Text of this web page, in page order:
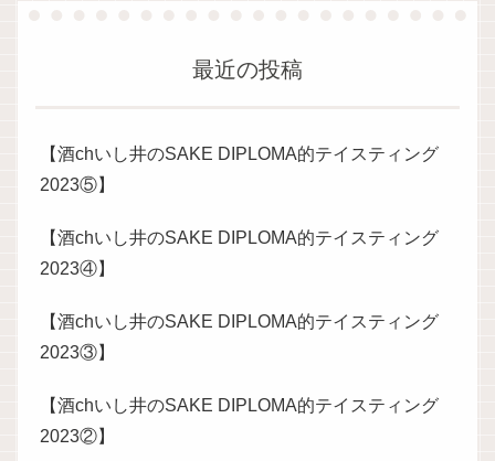
最近の投稿
【酒chいし井のSAKE DIPLOMA的テイスティング
2023⑤】
【酒chいし井のSAKE DIPLOMA的テイスティング
2023④】
【酒chいし井のSAKE DIPLOMA的テイスティング
2023③】
【酒chいし井のSAKE DIPLOMA的テイスティング
2023②】